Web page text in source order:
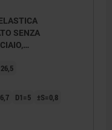
SENZA
D1=5
±S=0,8